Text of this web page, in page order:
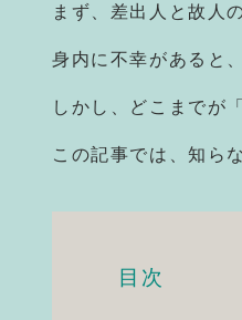
まず、差出人と故人
身内に不幸があると
しかし、どこまでが
この記事では、知ら
目次